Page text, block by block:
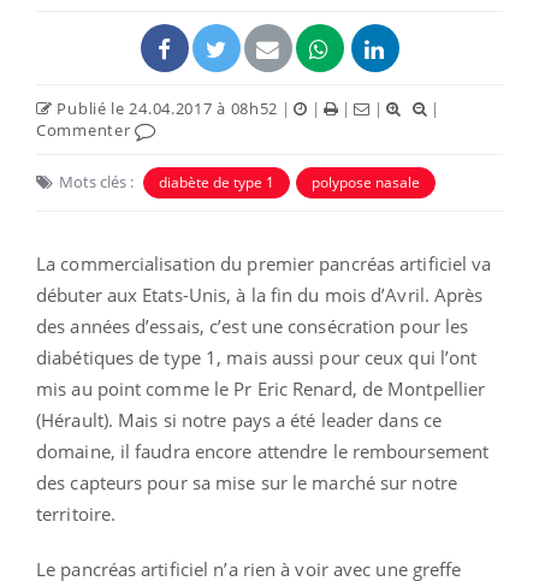
Publié le 24.04.2017 à 08h52 | | | |
|
Commenter
Mots clés : diabète de type 1 polypose nasale
La commercialisation du premier pancréas artificiel va
débuter aux Etats-Unis, à la fin du mois d’Avril. Après
des années d’essais, c’est une consécration pour les
diabétiques de type 1, mais aussi pour ceux qui l’ont
mis au point comme le Pr Eric Renard, de Montpellier
(Hérault). Mais si notre pays a été leader dans ce
domaine, il faudra encore attendre le remboursement
des capteurs pour sa mise sur le marché sur notre
territoire.
Le pancréas artificiel n’a rien à voir avec une greffe